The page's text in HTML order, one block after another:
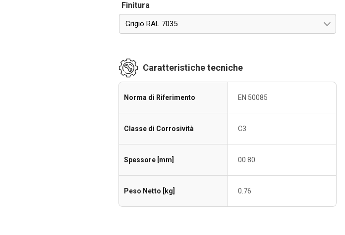
Finitura
Grigio RAL 7035
Caratteristiche tecniche
Norma di Riferimento EN 50085
Classe di Corrosività C3
Spessore [mm] 00.80
Peso Netto [kg] 0.76